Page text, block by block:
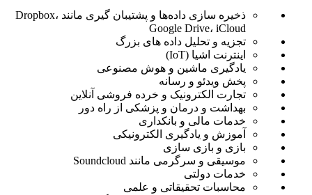
ذخیره سازی داده‌ها و پشتیبان گیری مانند Dropbox،
Google Drive، iCloud
تجزیه و تحلیل داده های بزرگ
اینترنت اشیا (IoT)
یادگیری ماشین و هوش مصنوعی
پخش ویدئو و رسانه
تجارت الکترونیک و خرده فروشی آنلاین
بهداشت و درمان و پزشکی از راه دور
خدمات مالی و بانکداری
آموزش و یادگیری الکترونیکی
بازی و بازی سازی
موسیقی و سرگرمی مانند Soundcloud
خدمات دولتی
محاسبات تحقیقاتی و علمی